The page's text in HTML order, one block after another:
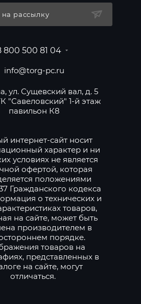
рассылку
800 500 81 04
info@torg-pc.ru
ул. Сущевский вал, д. 5
"Савеловский" 1-й этаж
павильон К8
интернет-сайт носит
характер и ни
условиях не является
офертой, которая
положениями
Гражданского кодекса
о технических и
товаров,
на сайте, может быть
производителем в
порядке.
товаров на
представленных в
на сайте, могут
отличаться.